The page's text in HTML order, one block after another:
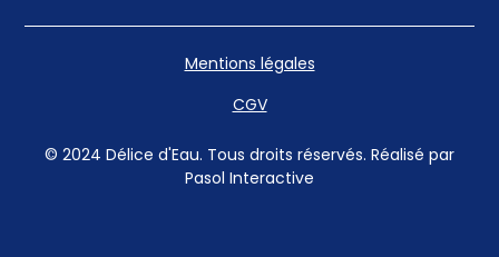
© 2024 Délice d'Eau. Tous droits réservés. Réalisé par
Pasol Interactive
Mentions légales
CGV